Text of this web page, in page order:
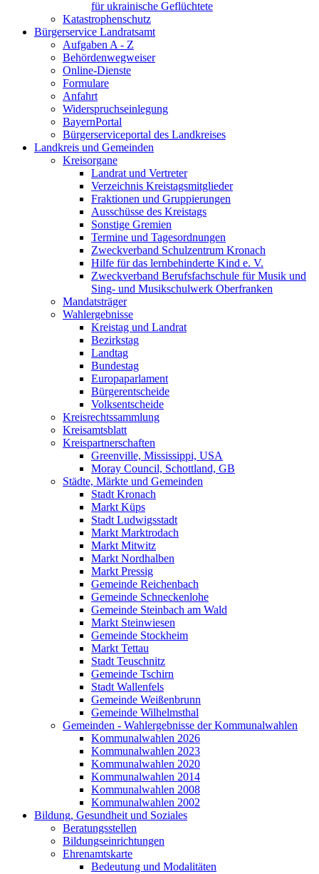
für ukrainische Geflüchtete
Katastrophenschutz
Bürgerservice Landratsamt
Aufgaben A - Z
Behördenwegweiser
Online-Dienste
Formulare
Anfahrt
Widerspruchseinlegung
BayernPortal
Bürgerserviceportal des Landkreises
Landkreis und Gemeinden
Kreisorgane
Landrat und Vertreter
Verzeichnis Kreistagsmitglieder
Fraktionen und Gruppierungen
Ausschüsse des Kreistags
Sonstige Gremien
Termine und Tagesordnungen
Zweckverband Schulzentrum Kronach
Hilfe für das lernbehinderte Kind e. V.
Zweckverband Berufsfachschule für Musik und
Sing- und Musikschulwerk Oberfranken
Mandatsträger
Wahlergebnisse
Kreistag und Landrat
Bezirkstag
Landtag
Bundestag
Europaparlament
Bürgerentscheide
Volksentscheide
Kreisrechtssammlung
Kreisamtsblatt
Kreispartnerschaften
Greenville, Mississippi, USA
Moray Council, Schottland, GB
Städte, Märkte und Gemeinden
Stadt Kronach
Markt Küps
Stadt Ludwigsstadt
Markt Marktrodach
Markt Mitwitz
Markt Nordhalben
Markt Pressig
Gemeinde Reichenbach
Gemeinde Schneckenlohe
Gemeinde Steinbach am Wald
Markt Steinwiesen
Gemeinde Stockheim
Markt Tettau
Stadt Teuschnitz
Gemeinde Tschirn
Stadt Wallenfels
Gemeinde Weißenbrunn
Gemeinde Wilhelmsthal
Gemeinden - Wahlergebnisse der Kommunalwahlen
Kommunalwahlen 2026
Kommunalwahlen 2023
Kommunalwahlen 2020
Kommunalwahlen 2014
Kommunalwahlen 2008
Kommunalwahlen 2002
Bildung, Gesundheit und Soziales
Beratungsstellen
Bildungseinrichtungen
Ehrenamtskarte
Bedeutung und Modalitäten